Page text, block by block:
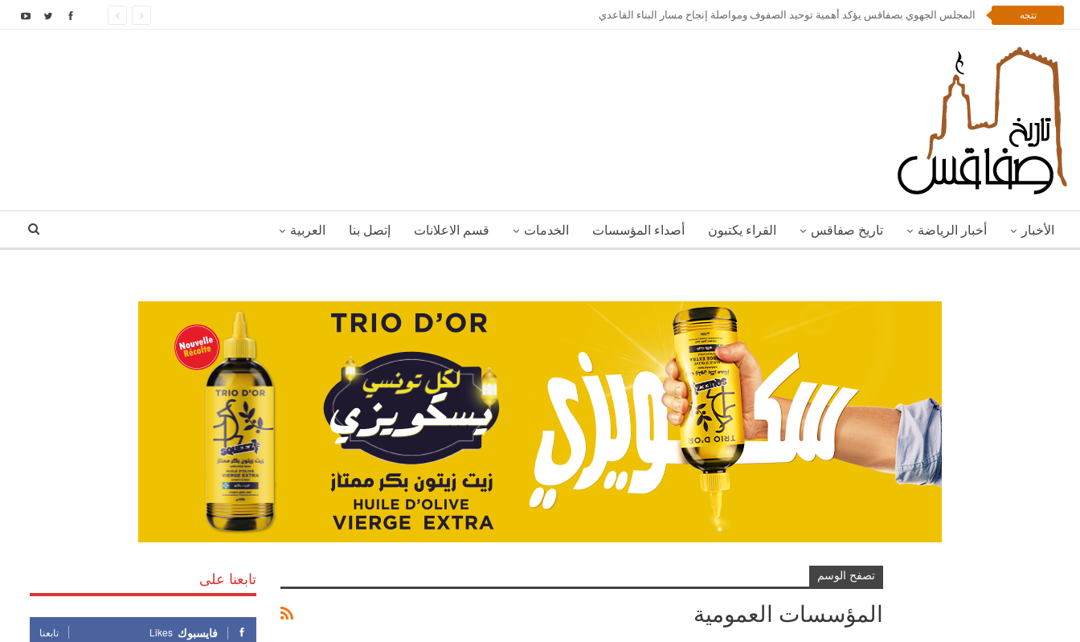
تتجه المجلس الجهوي بصفاقس يؤكد أهمية توحيد الصفوف ومواصلة إنجاح مسار البناء القاعدي
الأخبار أخبار الرياضة تاريخ صفاقس القراء يكتبون أصداء المؤسسات الخدمات قسم الاعلانات إتصل بنا العربية
تصفح الوسم
المؤسسات العمومية
تابعنا على
فايسبوك Likes تابعنا